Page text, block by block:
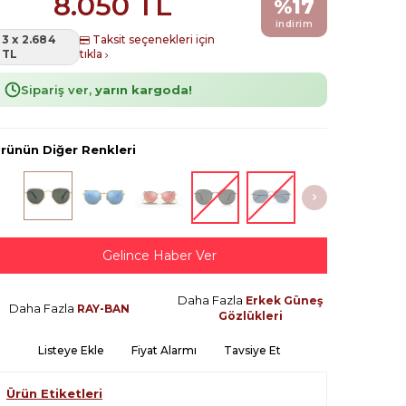
3 x 2.684
TL
Taksit seçenekleri için
tıkla
%17
indirim
Sipariş ver, yarın kargoda!
Diğer Renkleri
Gelince Haber Ver
Daha Fazla RAY-BAN
Daha Fazla Erkek Güneş
Gözlükleri
Listeye Ekle Fiyat Alarmı Tavsiye Et
Ürün Etiketleri